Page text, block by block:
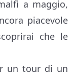
a maggio,
piacevole
che le
un tour di un